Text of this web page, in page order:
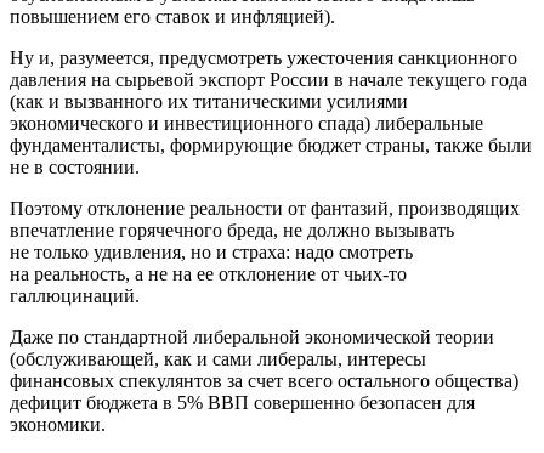
повышением его ставок и инфляцией).
Ну и, разумеется, предусмотреть ужесточения санкционного
давления на сырьевой экспорт России в начале текущего года
(как и вызванного их титаническими усилиями
экономического и инвестиционного спада) либеральные
фундаменталисты, формирующие бюджет страны, также были
не в состоянии.
Поэтому отклонение реальности от фантазий, производящих
впечатление горячечного бреда, не должно вызывать
не только удивления, но и страха: надо смотреть
на реальность, а не на ее отклонение от чьих-то
галлюцинаций.
Даже по стандартной либеральной экономической теории
(обслуживающей, как и сами либералы, интересы
финансовых спекулянтов за счет всего остального общества)
дефицит бюджета в 5% ВВП совершенно безопасен для
экономики.